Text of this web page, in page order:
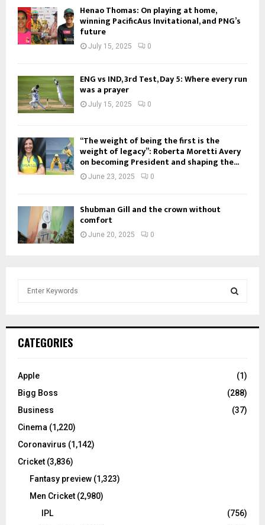
Henao Thomas: On playing at home,
winning PacificAus Invitational, and PNG’s
future
July 15, 2025 0
ENG vs IND, 3rd Test, Day 5: Where every run
was a prayer
July 15, 2025 0
“The weight of being the first is the
weight of legacy”: Roberta Moretti Avery
on becoming President and shaping the...
June 23, 2025 0
Shubman Gill and the crown without
comfort
June 20, 2025 0
h
o
:
C
CATEGORIES
Apple
(1)
Bigg Boss
(288)
Business
(37)
Cinema (1,220)
Coronavirus (1,142)
Cricket (3,836)
Fantasy preview (1,323)
Men Cricket (2,980)
IPL
(756)